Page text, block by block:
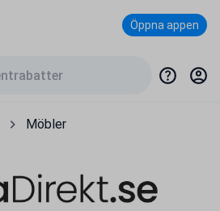
Öppna appen
Möbler